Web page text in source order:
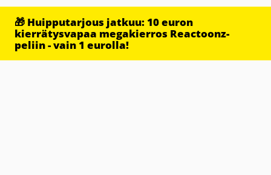
🎁 Huipputarjous jatkuu: 10 euron
kierrätysvapaa megakierros Reactoonz-
peliin - vain 1 eurolla!